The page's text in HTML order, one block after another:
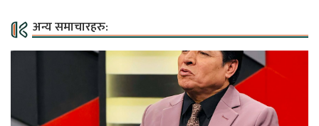
अन्य समाचारहरु: